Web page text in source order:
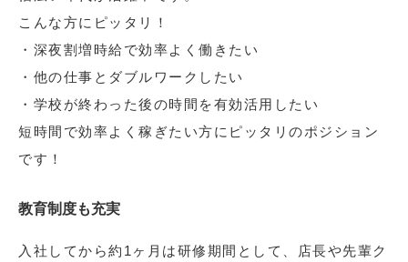
こんな方にピッタリ！
・深夜割増時給で効率よく働きたい
・他の仕事とダブルワークしたい
・学校が終わった後の時間を有効活用したい
短時間で効率よく稼ぎたい方にピッタリのポジション
です！
教育制度も充実
入社してから約1ヶ月は研修期間として、店長や先輩ク